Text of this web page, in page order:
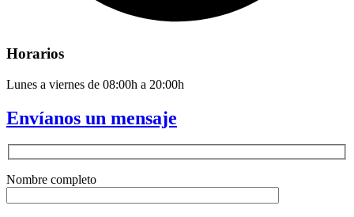
Horarios
Lunes a viernes de 08:00h a 20:00h
Envíanos un mensaje
Nombre completo